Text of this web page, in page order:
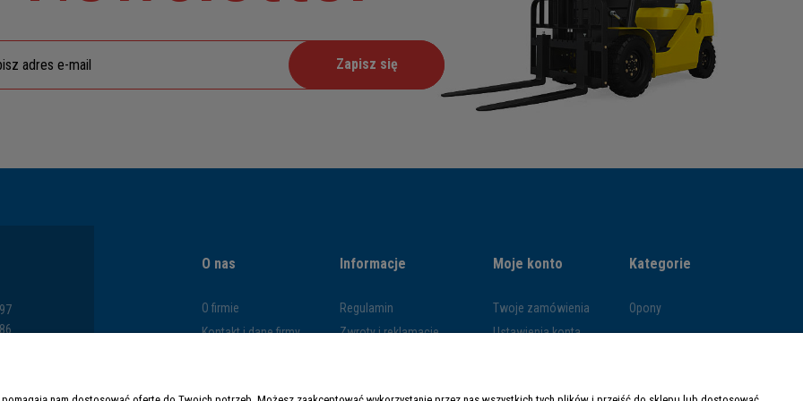
Zapisz się
O nas
O firmie
Kontakt i dane firmy
Informacje
Regulamin
Zwroty i reklamacje
Moje konto
Twoje zamówienia
Ustawienia konta
Kategorie
Opony